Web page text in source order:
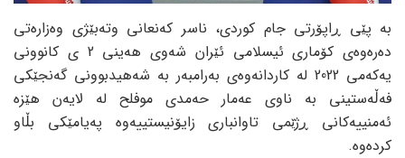
بە پێی ڕاپۆرتی جام کوردی، ناسر کەنعانی وتەبێژی وەزارەتی
دەرەوەی کۆماری ئیسلامی ئێران شەوی هەینی 2 ی کانوونی
یەکەمی 2022 لە کاردانەوەی بەرامبەر بە شەهیدبوونی گەنجێکی
فەڵەستینی بە ناوی عەمار حەمدی موفلح لە لایەن هێزە
ئەمنییەکانی ڕژێمی تاوانباری زایۆنیستییەوە پەیامێکی بڵاو
کردەوە.